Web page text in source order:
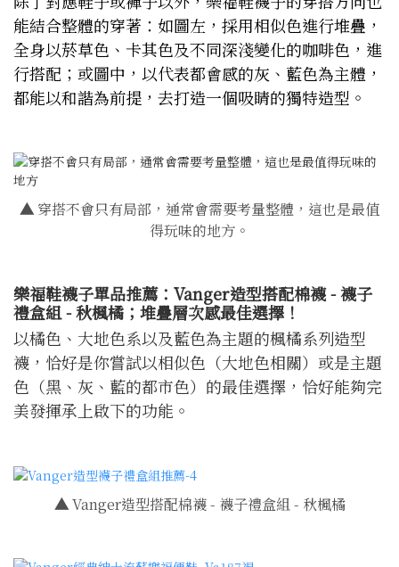
能結合整體的穿著：如圖左，採用相似色進行堆疊，
全身以菸草色、卡其色及不同深淺變化的咖啡色，進
行搭配；或圖中，以代表都會感的灰、藍色為主體，
都能以和諧為前提，去打造一個吸睛的獨特造型。
▲穿搭不會只有局部，通常會需要考量整體，這也是最值
得玩味的地方。
樂福鞋襪子單品推薦：Vanger造型搭配棉襪 - 襪子
禮盒組 - 秋楓橘；堆疊層次感最佳選擇！
以橘色、大地色系以及藍色為主題的楓橘系列造型
襪，恰好是你嘗試以相似色（大地色相關）或是主題
色（黑、灰、藍的都市色）的最佳選擇，恰好能夠完
美發揮承上啟下的功能。
▲Vanger造型搭配棉襪 - 襪子禮盒組 - 秋楓橘